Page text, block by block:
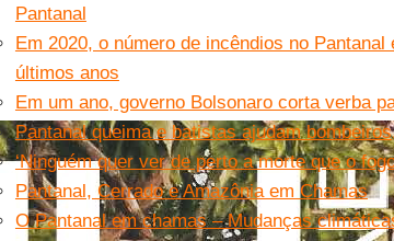
Pantanal
Em 2020, o número de incêndios no
últimos anos
Em um ano, governo Bolsonaro corta verba
Pantanal queima e batistas ajudam
‘Ninguém quer ver de perto a morte que o
Pantanal, Cerrado e Amazônia em Chamas
O Pantanal em chamas – Mudanças